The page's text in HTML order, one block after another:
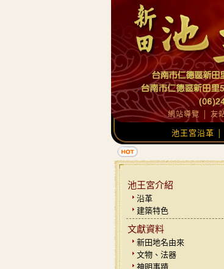
網站導覽 友
池王宮沿革
池王宮介紹
沿革
建築特色
文獻資料
新田地名由來
文物、法器
神明事蹟